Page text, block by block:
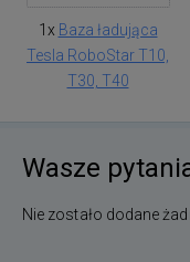
1x Baza ładująca
Tesla RoboStar T10,
T30, T40
Wasze
Nie zostało dodane